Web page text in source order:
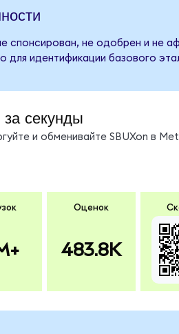
спонсирован, не одобрен и не
для идентификации базового
секунды
и обменивайте SBUXon в
Оценок
483.8K